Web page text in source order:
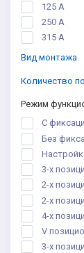
125 А
250 A
315 A
Вид монтажа
Количество
Режим
С
Без
3-х
2-х
2-х
4-х
V
3-х